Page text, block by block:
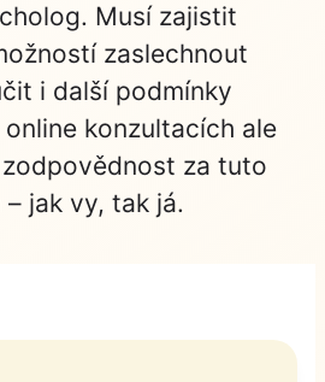
Musí zajistit
zaslechnout
i další podmínky
konzultacích ale
za tuto
jak vy, tak já.